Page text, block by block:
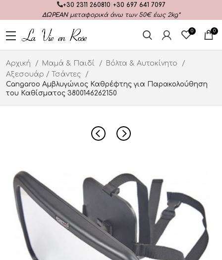
+30 2311 260810 +30 697 641 7097
ΔΩΡΕΑΝμεταφορικά άνω των 50€ έως 2kg*
0 0
Αρχική Μαμά & Παιδί
Βόλτα & Αυτοκίνητο
Αξεσουάρ / Τσάντες
Cangaroo Αμβλυγώνιος Καθρέφτης για Παρακολούθηση
του Καθίσματος 3800146262150